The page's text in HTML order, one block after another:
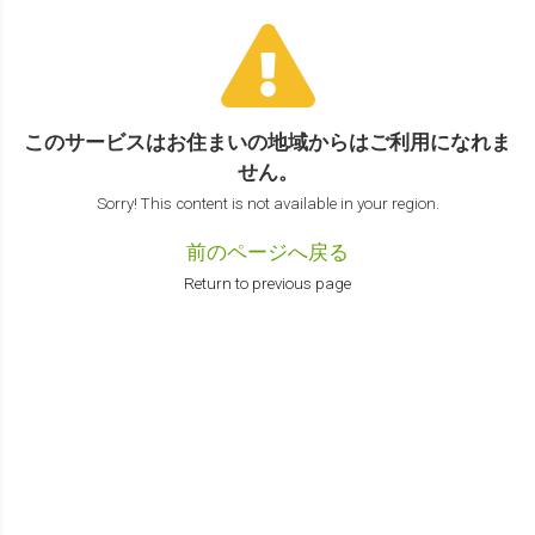
このサービスはお住まいの地域からはご利用になれま
せん。
Sorry! This content is not available in your region.
前のページへ戻る
Return to previous page